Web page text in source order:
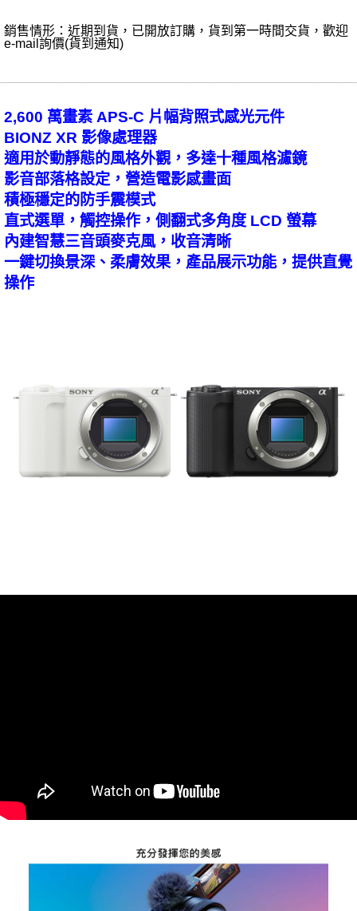
銷售情形：近期到貨，已開放訂購，貨到第一時間交貨，歡迎
e-mail詢價(貨到通知)
2,600 萬畫素 APS-C 片幅背照式感光元件
BIONZ XR 影像處理器
適用於動靜態的風格外觀，多達十種風格濾鏡
影音部落格設定，營造電影感畫面
積極穩定的防手震模式
直式選單，觸控操作，側翻式多角度 LCD 螢幕
內建智慧三音頭麥克風，收音清晰
一鍵切換景深、柔膚效果，產品展示功能，提供直覺
操作